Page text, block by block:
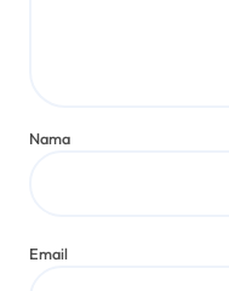
Nama
Email